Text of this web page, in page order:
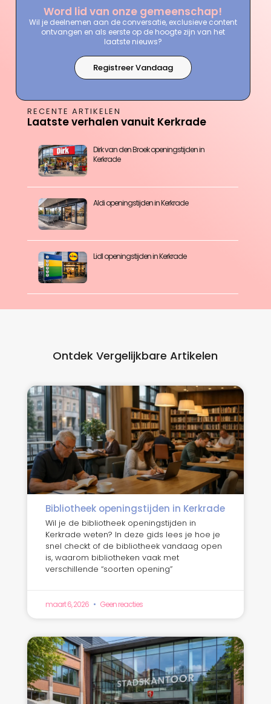
Word lid van onze gemeenschap!
Wil je deelnemen aan de conversatie, exclusieve content
ontvangen en als eerste op de hoogte zijn van het
laatste nieuws?
Registreer Vandaag
RECENTE ARTIKELEN
Laatste verhalen vanuit Kerkrade
Dirk van den Broek openingstijden in
Kerkrade
Aldi openingstijden in Kerkrade
Lidl openingstijden in Kerkrade
Ontdek Vergelijkbare Artikelen
Bibliotheek openingstijden in Kerkrade
Wil je de bibliotheek openingstijden in
Kerkrade weten? In deze gids lees je hoe je
snel checkt of de bibliotheek vandaag open
is, waarom bibliotheken vaak met
verschillende “soorten opening”
maart 6, 2026 Geen reacties